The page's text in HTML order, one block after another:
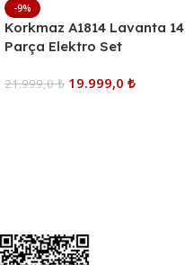
-9%
Korkmaz A1814 Lavanta 14
Parça Elektro Set
21.999,0₺ 19.999,0 ₺